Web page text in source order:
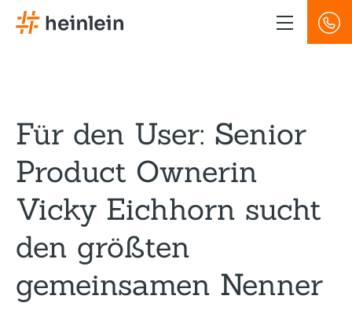
Direkt
zum
Für den User: Senior
Product Ownerin
Vicky Eichhorn sucht
den größten
gemeinsamen Nenner